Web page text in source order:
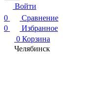
Войти
0
Сравнение
0
Избранное
0 Корзина
Челябинск